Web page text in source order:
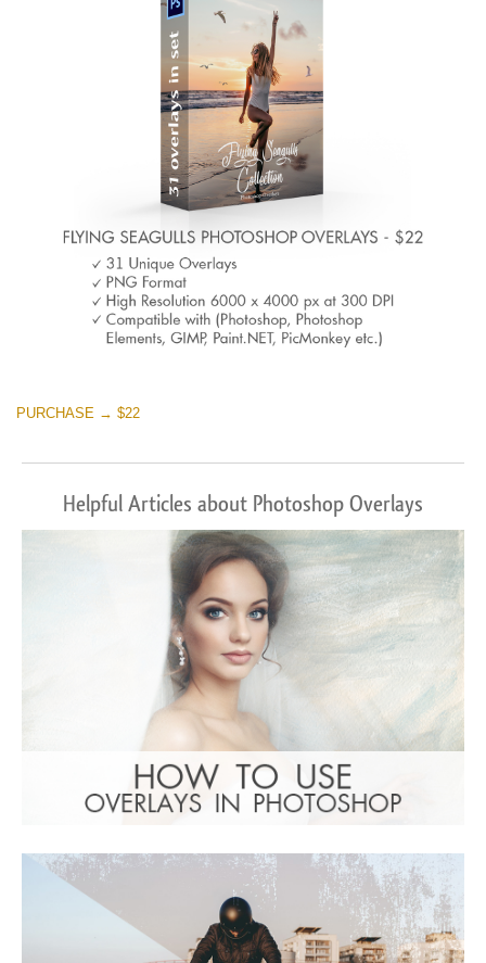
PURCHASE → $22
Helpful Articles about Photoshop Overlays